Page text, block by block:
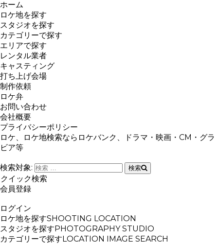
ホーム
ロケ地を探す
スタジオを探す
カテゴリーで探す
エリアで探す
レンタル業者
キャスティング
打ち上げ会場
制作依頼
ロケ弁
お問い合わせ
会社概要
プライバシーポリシー
ロケ、ロケ地検索ならロケバンク、ドラマ・映画・CM・グラ
ビア等
検索対象: 検索
クイック検索
会員登録
ログイン
ロケ地を探すSHOOTING LOCATION
スタジオを探すPHOTOGRAPHY STUDIO
カテゴリーで探すLOCATION IMAGE SEARCH